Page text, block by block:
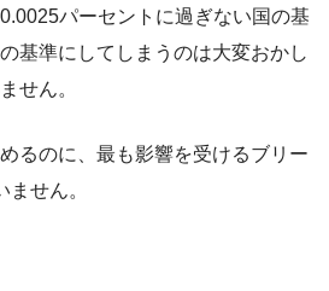
パーセントに過ぎない国の基
基準にしてしまうのは大変おかし
せん。
るのに、最も影響を受けるブリー
せん。